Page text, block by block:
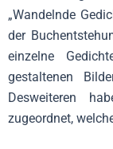
„Wandelnde
der
einzelne
gestaltenen
Desweiteren
zugeordnet,